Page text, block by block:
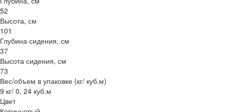
52
Высота, см
101
Глубина сидения, см
37
Высота сидения, см
73
Вес/объем в упаковке (кг/ куб.м)
9 кг/ 0, 24 куб.м
Цвет